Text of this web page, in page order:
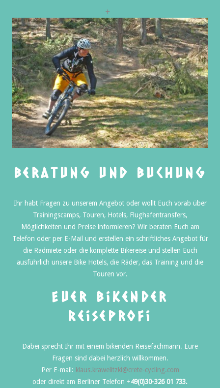
Beratung und Buchung
Ihr habt Fragen zu unserem Angebot oder wollt Euch vorab über
Trainingscamps, Touren, Hotels, Flughafentransfers,
Möglichkeiten und Preise informieren? Wir beraten Euch am
Telefon oder per E-Mail und erstellen ein schriftliches Angebot für
die Radmiete oder die komplette Bikereise und stellen Euch
ausführlich unsere Bike Hotels, die Räder, das Training und die
Touren vor.
Euer bikender
Reiseprofi
Dabei sprecht Ihr mit einem bikenden Reisefachmann. Eure
Fragen sind dabei herzlich willkommen.
Per E-mail: klaus.krawelitzki@crete-cycling.com
oder direkt am Berliner Telefon +49(0)30-326 01 733.